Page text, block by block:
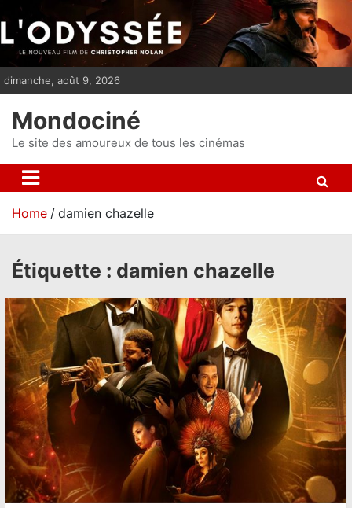
i
p
t
n
t
dimanche, août 9, 2026
Mondociné
Le site des amoureux de tous les cinémas
Home damien chazelle
Étiquette : damien chazelle